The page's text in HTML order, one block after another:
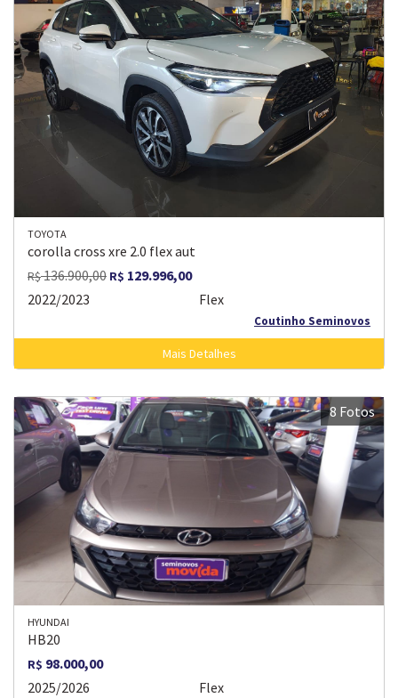
TOYOTA
corolla cross xre 2.0 flex aut
R$136.900,00 R$ 129.996,00
2022/2023
Flex
Coutinho Seminovos
Mais Detalhes
8 Fotos
HYUNDAI
HB20
R$ 98.000,00
2025/2026
Flex